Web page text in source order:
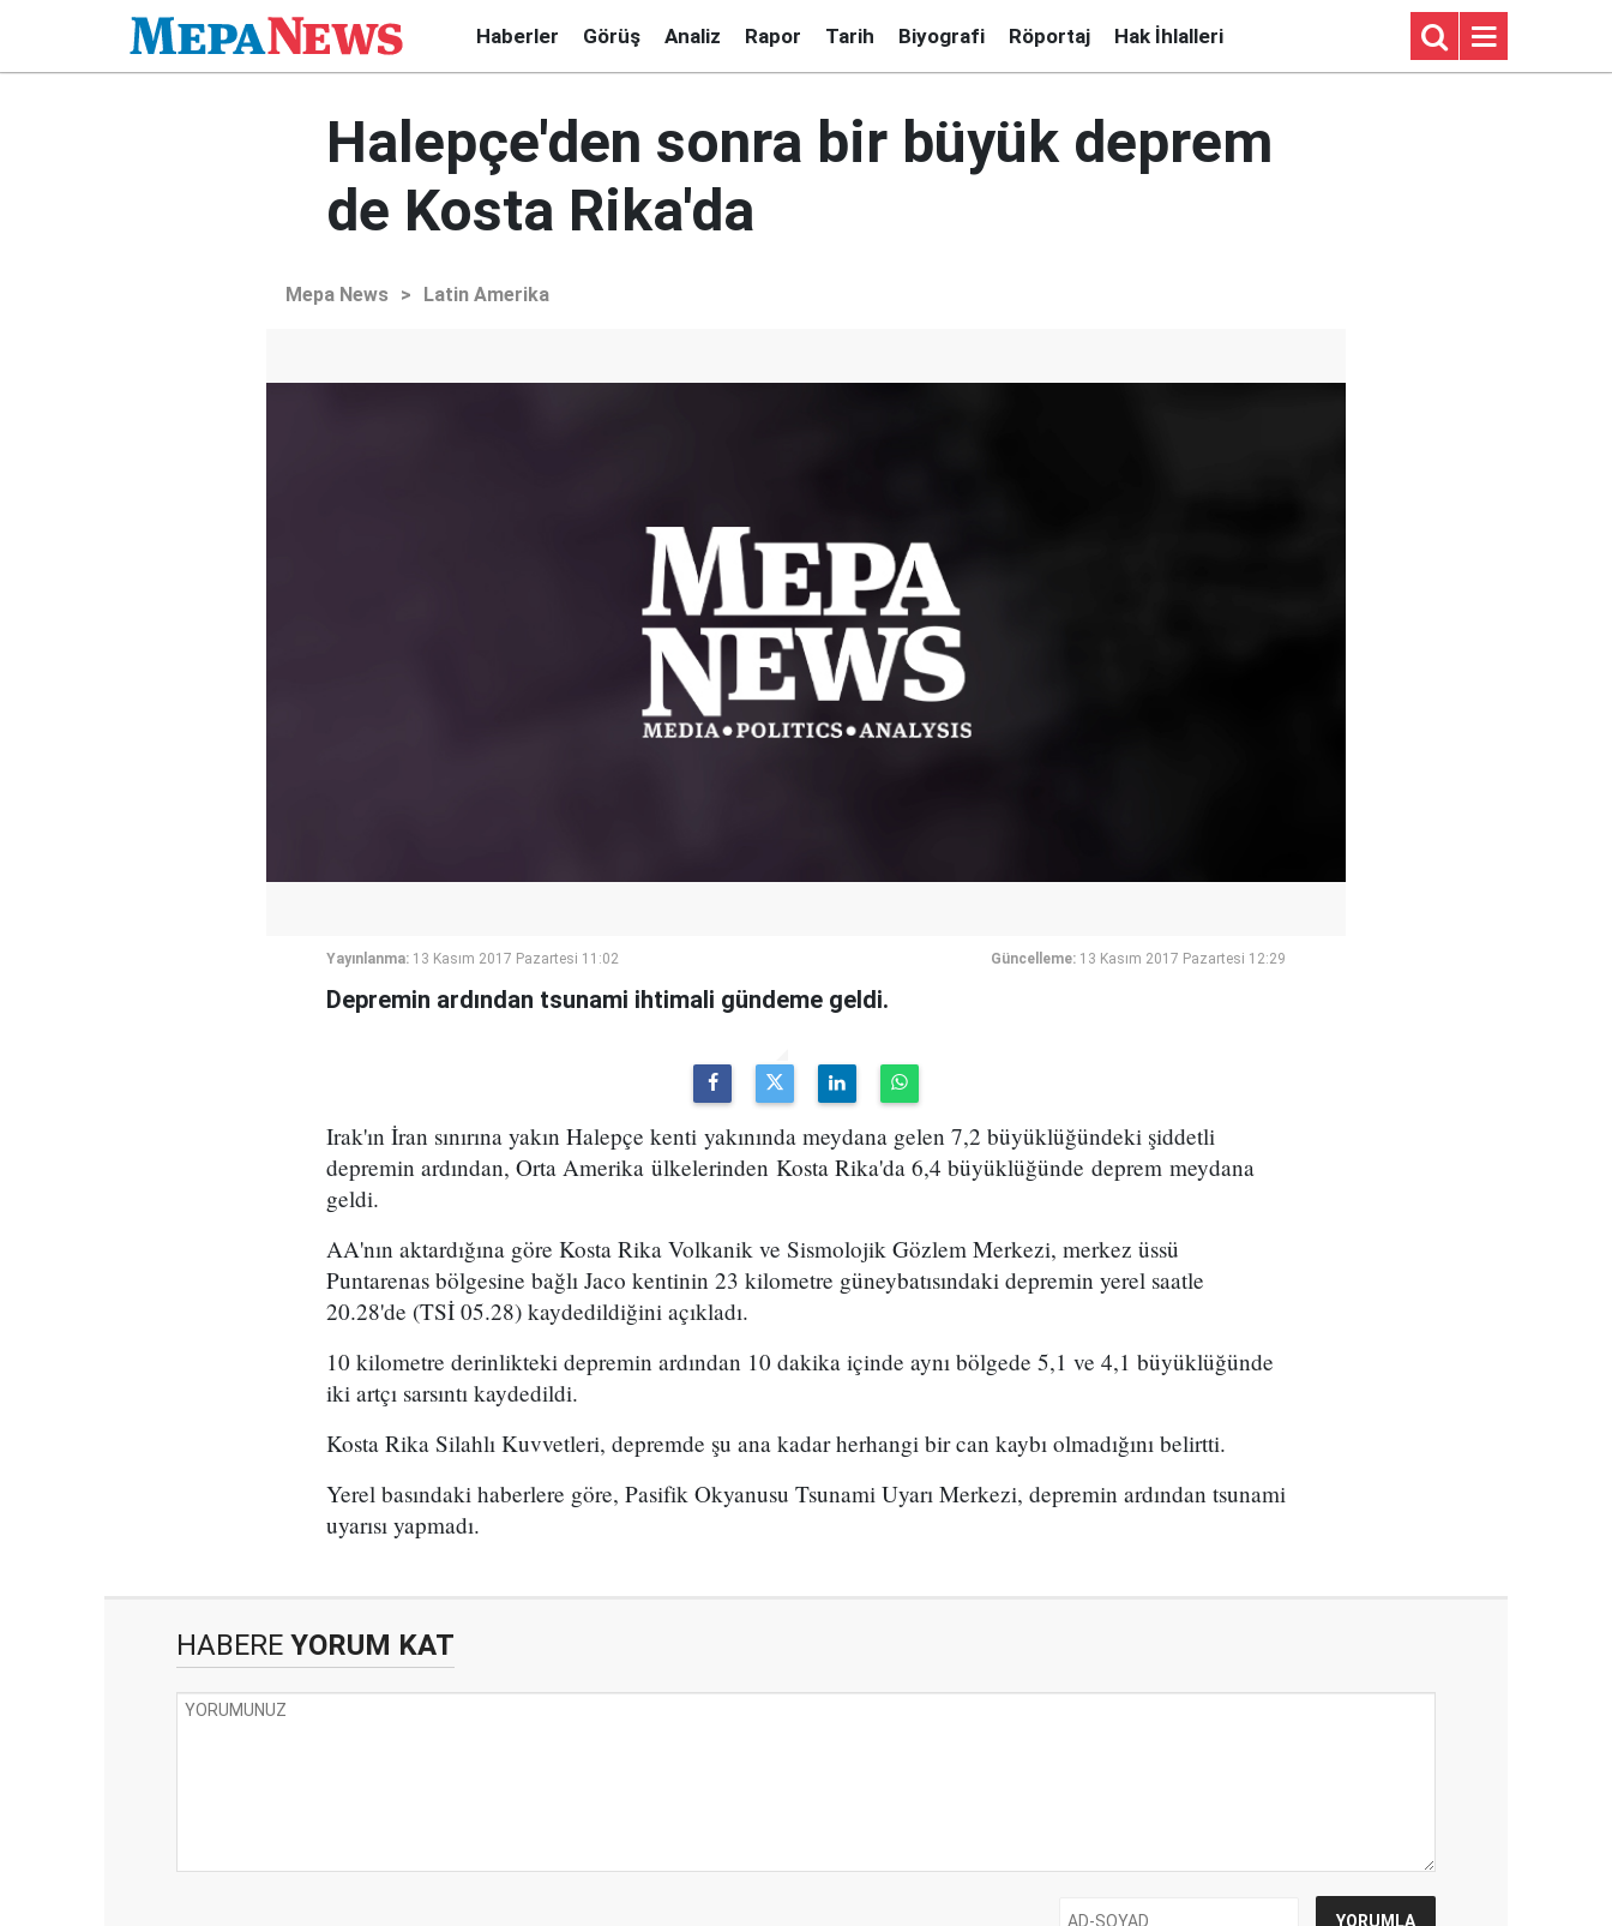
Haberler Görüş Analiz Rapor Tarih Biyografi Röportaj Hak İhlalleri
Halepçe'den sonra bir büyük deprem
de Kosta Rika'da
Mepa News > Latin Amerika
Yayınlanma: 13 Kasım 2017 Pazartesi 11:02 Güncelleme: 13 Kasım 2017 Pazartesi 12:29
Depremin ardından tsunami ihtimali gündeme geldi.
Irak'ın İran sınırına yakın Halepçe kenti yakınında meydana gelen 7,2 büyüklüğündeki şiddetli
depremin ardından, Orta Amerika ülkelerinden Kosta Rika'da 6,4 büyüklüğünde deprem meydana
geldi.
AA'nın aktardığına göre Kosta Rika Volkanik ve Sismolojik Gözlem Merkezi, merkez üssü
Puntarenas bölgesine bağlı Jaco kentinin 23 kilometre güneybatısındaki depremin yerel saatle
20.28'de (TSİ 05.28) kaydedildiğini açıkladı.
10 kilometre derinlikteki depremin ardından 10 dakika içinde aynı bölgede 5,1 ve 4,1 büyüklüğünde
iki artçı sarsıntı kaydedildi.
Kosta Rika Silahlı Kuvvetleri, depremde şu ana kadar herhangi bir can kaybı olmadığını belirtti.
Yerel basındaki haberlere göre, Pasifik Okyanusu Tsunami Uyarı Merkezi, depremin ardından tsunami
uyarısı yapmadı.
HABERE YORUM KAT